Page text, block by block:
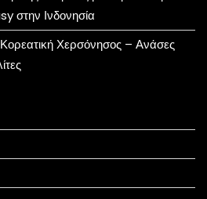
στην Ινδονησία
Χερσόνησος – Ανάσες